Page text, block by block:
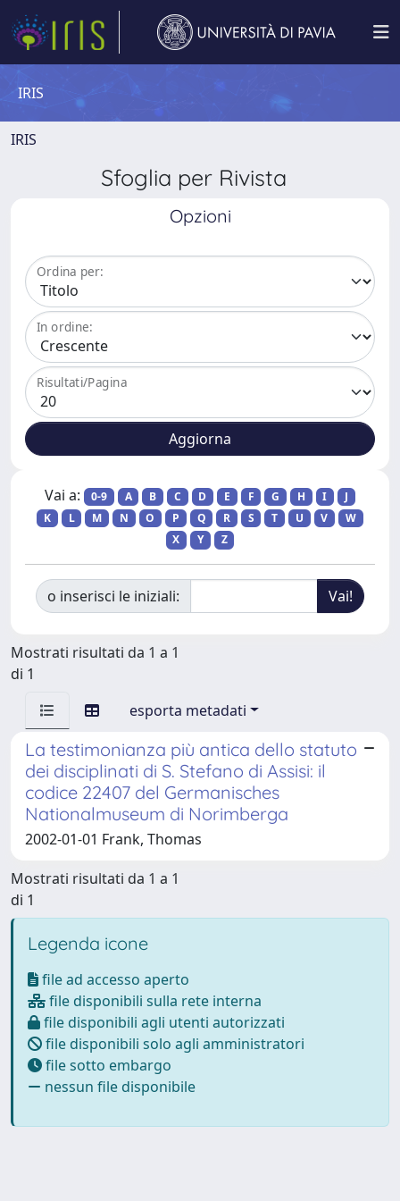
IRIS
IRIS
Sfoglia per Rivista
Opzioni
Ordina per:
In ordine:
Risultati/Pagina
Vai a: 0-9 A B C D E F G H I
J
K
L M N O P Q R S T U V
W
X
Y Z
o inserisci le iniziali:
Mostrati risultati da 1 a 1
di 1
esporta metadati
La testimonianza più antica dello statuto
dei disciplinati di S. Stefano di Assisi: il
codice 22407 del Germanisches
Nationalmuseum di Norimberga
2002-01-01 Frank, Thomas
Mostrati risultati da 1 a 1
di 1
Legenda icone
file ad accesso aperto
file disponibili sulla rete interna
file disponibili agli utenti autorizzati
file disponibili solo agli amministratori
file sotto embargo
nessun file disponibile